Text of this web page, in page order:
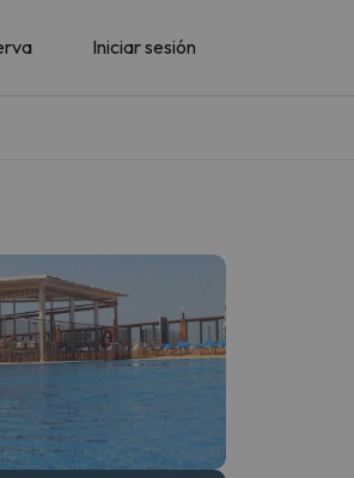
Iniciar sesión